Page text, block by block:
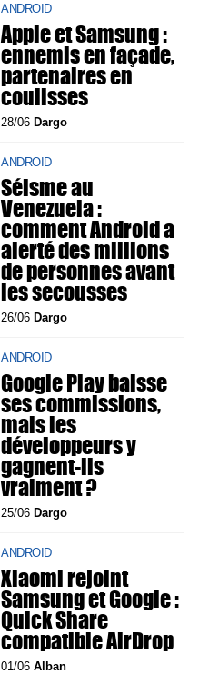
ANDROID
Apple et Samsung :
ennemis en façade,
partenaires en
coulisses
28/06 Dargo
ANDROID
Séisme au
Venezuela :
comment Android a
alerté des millions
de personnes avant
les secousses
26/06 Dargo
ANDROID
Google Play baisse
ses commissions,
mais les
développeurs y
gagnent-ils
vraiment ?
25/06 Dargo
ANDROID
Xiaomi rejoint
Samsung et Google :
Quick Share
compatible AirDrop
01/06Alban